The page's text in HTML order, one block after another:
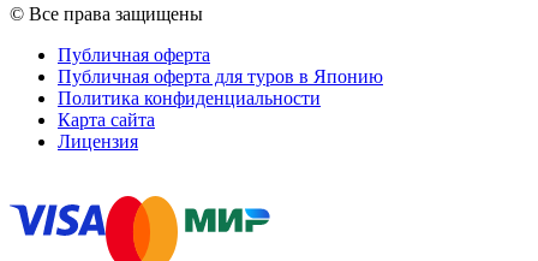
© Все права защищены
Публичная оферта
Публичная оферта для туров в Японию
Политика конфиденциальности
Карта сайта
Лицензия